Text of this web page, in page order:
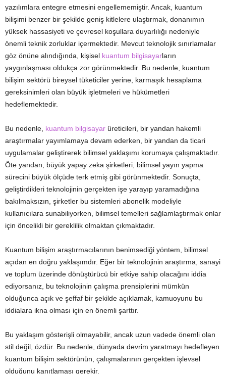
yazılımlara entegre etmesini engellememiştir. Ancak, kuantum
bilişimi benzer bir şekilde geniş kitlelere ulaştırmak, donanımın
yüksek hassasiyeti ve çevresel koşullara duyarlılığı nedeniyle
önemli teknik zorluklar içermektedir. Mevcut teknolojik sınırlamalar
göz önüne alındığında, kişisel kuantum bilgisayarların
yaygınlaşması oldukça zor görünmektedir. Bu nedenle, kuantum
bilişim sektörü bireysel tüketiciler yerine, karmaşık hesaplama
gereksinimleri olan büyük işletmeleri ve hükümetleri
hedeflemektedir.
Bu nedenle, kuantum bilgisayar üreticileri, bir yandan hakemli
araştırmalar yayımlamaya devam ederken, bir yandan da ticari
uygulamalar geliştirerek bilimsel yaklaşımı korumaya çalışmaktadır.
Öte yandan, büyük yapay zeka şirketleri, bilimsel yayın yapma
sürecini büyük ölçüde terk etmiş gibi görünmektedir. Sonuçta,
geliştirdikleri teknolojinin gerçekten işe yarayıp yaramadığına
bakılmaksızın, şirketler bu sistemleri abonelik modeliyle
kullanıcılara sunabiliyorken, bilimsel temelleri sağlamlaştırmak onlar
için öncelikli bir gereklilik olmaktan çıkmaktadır.
Kuantum bilişim araştırmacılarının benimsediği yöntem, bilimsel
açıdan en doğru yaklaşımdır. Eğer bir teknolojinin araştırma, sanayi
ve toplum üzerinde dönüştürücü bir etkiye sahip olacağını iddia
ediyorsanız, bu teknolojinin çalışma prensiplerini mümkün
olduğunca açık ve şeffaf bir şekilde açıklamak, kamuoyunu bu
iddialara ikna olması için en önemli şarttır.
Bu yaklaşım gösterişli olmayabilir, ancak uzun vadede önemli olan
stil değil, özdür. Bu nedenle, dünyada devrim yaratmayı hedefleyen
kuantum bilişim sektörünün, çalışmalarının gerçekten işlevsel
olduğunu kanıtlaması gerekir.